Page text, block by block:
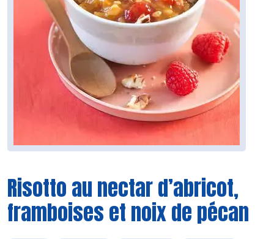
Risotto au nectar d’abricot,
framboises et noix de pécan